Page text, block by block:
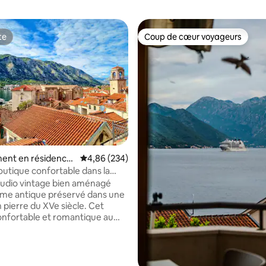
la base de 31 commentaires : 4,81 sur 5
en résidence
Évaluation moyenne sur la base de 234
4,86 (234)
confortable dans la
terrasses avec vue sur la
vintage bien aménagé
antique préservé dans une
du XVe siècle. Cet
et romantique au
Coup de cœur voyageurs
Coup de cœur voyageurs